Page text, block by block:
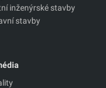
inženýrské stavby
stavby